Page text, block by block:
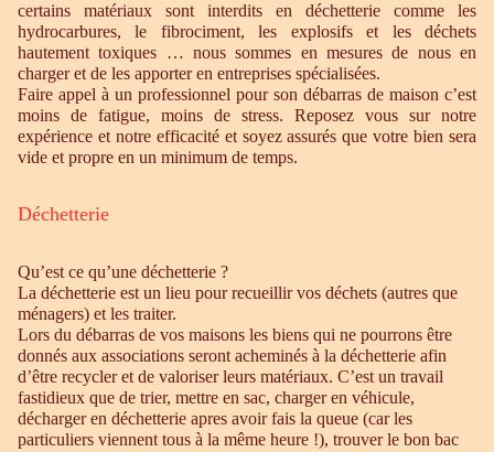
certains matériaux sont interdits en déchetterie comme les
hydrocarbures, le fibrociment, les explosifs et les déchets
hautement toxiques … nous sommes en mesures de nous en
charger et de les apporter en entreprises spécialisées.
Faire appel à un professionnel pour son débarras de maison c’est
moins de fatigue, moins de stress. Reposez vous sur notre
expérience et notre efficacité et soyez assurés que votre bien sera
vide et propre en un minimum de temps.
Déchetterie
Qu’est ce qu’une déchetterie ?
La déchetterie est un lieu pour recueillir vos déchets (autres que
ménagers) et les traiter.
Lors du débarras de vos maisons les biens qui ne pourrons être
donnés aux associations seront acheminés à la déchetterie afin
d’être recycler et de valoriser leurs matériaux. C’est un travail
fastidieux que de trier, mettre en sac, charger en véhicule,
décharger en déchetterie apres avoir fais la queue (car les
particuliers viennent tous à la même heure !), trouver le bon bac